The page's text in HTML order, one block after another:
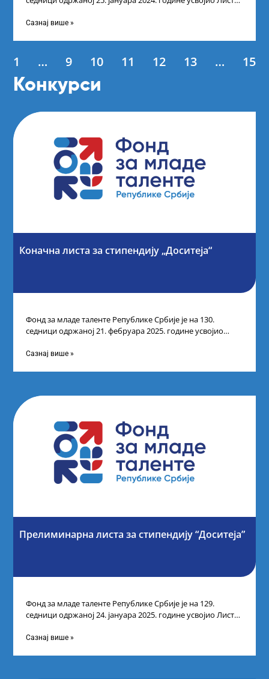
Сазнај више »
1 … 9 10 11 12 13 … 15
Конкурси
Коначна листа за стипендију „Доситеја“
Фонд за младе таленте Републике Србије је на 130.
седници одржаној 21. фебруара 2025. године усвојио
Сазнај више »
Прелиминарна листа за стипендију “Доситеја”
Фонд за младе таленте Републике Србије је на 129.
седници одржаној 24. јануара 2025. године усвојио Листу
Сазнај више »